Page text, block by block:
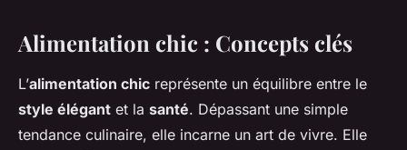
Alimentation chic : Concepts clés
L’alimentation chic représente un équilibre entre le
style élégant et la santé. Dépassant une simple
tendance culinaire, elle incarne un art de vivre. Elle